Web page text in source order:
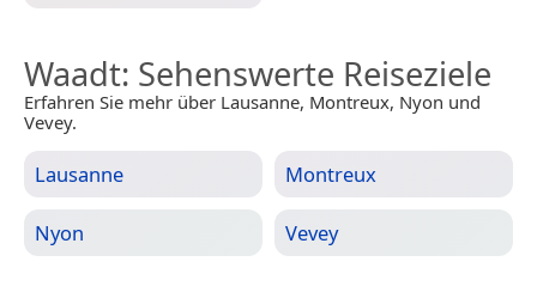
Waadt: Sehenswerte Reiseziele
Erfahren Sie mehr über Lausanne, Montreux, Nyon und
Vevey.
Lausanne Montreux
Nyon Vevey